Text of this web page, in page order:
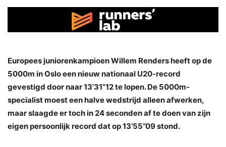
Europees juniorenkampioen Willem Renders heeft op de
5000m in Oslo een nieuw nationaal U20-record
gevestigd door naar 13’31”12 te lopen. De 5000m-
specialist moest een halve wedstrijd alleen afwerken,
maar slaagde er toch in 24 seconden af te doen van zijn
eigen persoonlijk record dat op 13’55”09 stond.